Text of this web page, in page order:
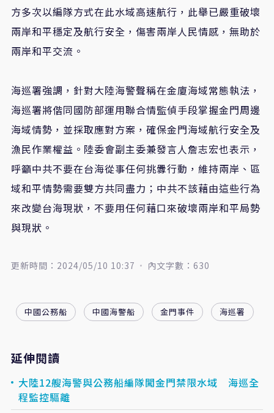
方多次以編隊方式在此水域高速航行，此舉已嚴重破壞
兩岸和平穩定及航行安全，傷害兩岸人民情感，無助於
兩岸和平交流。
海巡署強調，針對大陸海警聲稱在金廈海域常態執法，
海巡署將偕同國防部運用聯合情監偵手段掌握金門周邊
海域情勢，並採取應對方案，確保金門海域航行安全及
漁民作業權益。陸委會副主委兼發言人詹志宏也表示，
呼籲中共不要在台海從事任何挑釁行動，維持兩岸、區
域和平情勢需要雙方共同盡力；中共不該藉由這些行為
來改變台海現狀，不要用任何藉口來破壞兩岸和平局勢
與現狀。
更新時間：2024/05/10 10:37 內文字數：630
中國公務船 中國海警船 金門事件 海巡署
延伸閱讀
大陸12艘海警與公務船編隊闖金門禁限水域 海巡全
程監控驅離